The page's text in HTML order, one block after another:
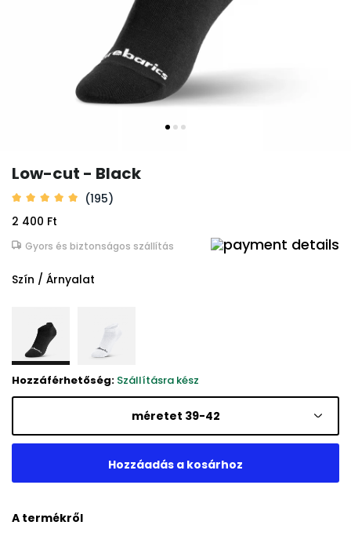
Low-cut - Black
(195)
2 400 Ft
Gyors és biztonságos szállítás
Szín / Árnyalat
Hozzáférhetőség: Szállításra kész
méretet 39-42
A termékről